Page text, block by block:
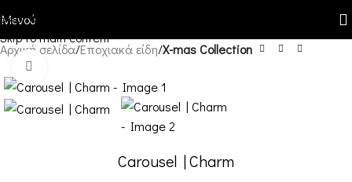
Skip to navigation
Skip to main content
Μενού
Αρχική σελίδα Εποχιακά είδη X-mas Collection
Carousel | Charm